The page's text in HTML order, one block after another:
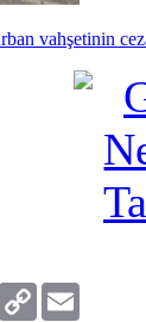
vahşetinin
LinkedIn
Copy
Link